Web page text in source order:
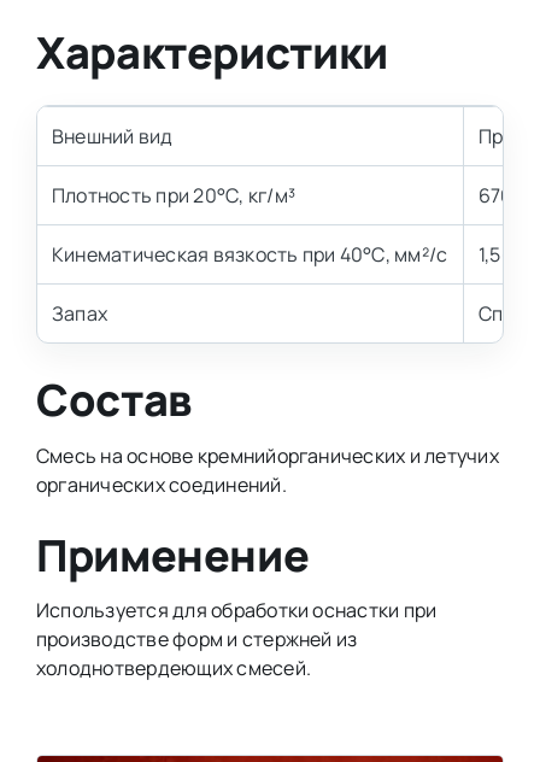
Характеристики
Внешний вид
Плотность при 20°С, кг/м³
Кинематическая вязкость при 40°С, мм²/с 1,5–2,1
Запах
Состав
Смесь на основе кремнийорганических и летучих
органических соединений.
Применение
Используется для обработки оснастки при
производстве форм и стержней из
холоднотвердеющих смесей.